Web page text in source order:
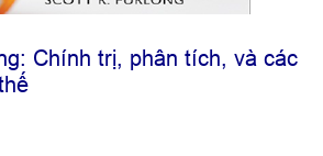
Chính trị, phân tích, và các